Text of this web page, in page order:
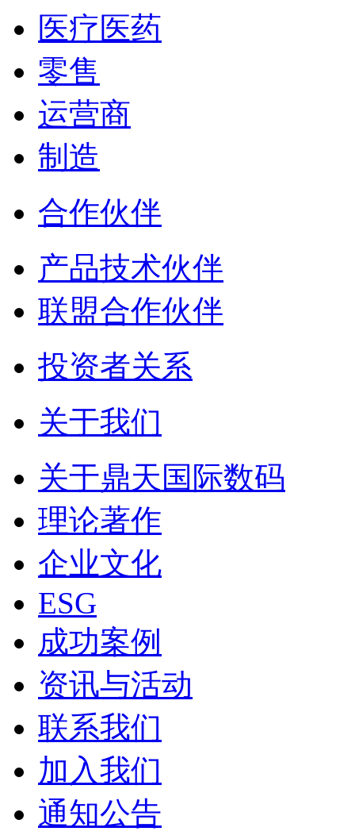
医疗医药
零售
运营商
制造
合作伙伴
产品技术伙伴
联盟合作伙伴
投资者关系
关于我们
关于鼎天国际数码
理论著作
企业文化
ESG
成功案例
资讯与活动
联系我们
加入我们
通知公告